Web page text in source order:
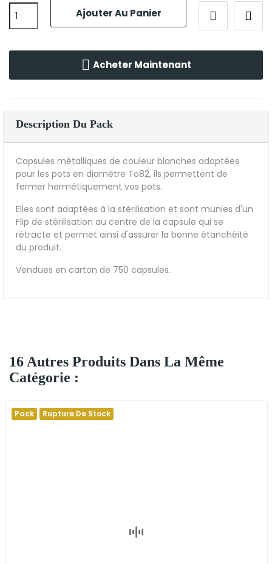
Ajouter Au Panier
Acheter Maintenant
Description Du Pack
Capsules métalliques de couleur blanches adaptées
pour les pots en diamètre To82, ils permettent de
fermer hermétiquement vos pots.
Elles sont adaptées à la stérilisation et sont munies d'un
Flip de stérilisation au centre de la capsule qui se
rétracte et permet ainsi d'assurer la bonne étanchéité
du produit.
Vendues en carton de 750 capsules.
16 Autres Produits Dans La Même
Catégorie :
Pack Rupture De Stock